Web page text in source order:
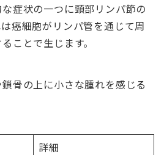
症状の一つに頸部リンパ節の
癌細胞がリンパ管を通じて周
ことで生じます。
骨の上に小さな腫れを感じる
詳細